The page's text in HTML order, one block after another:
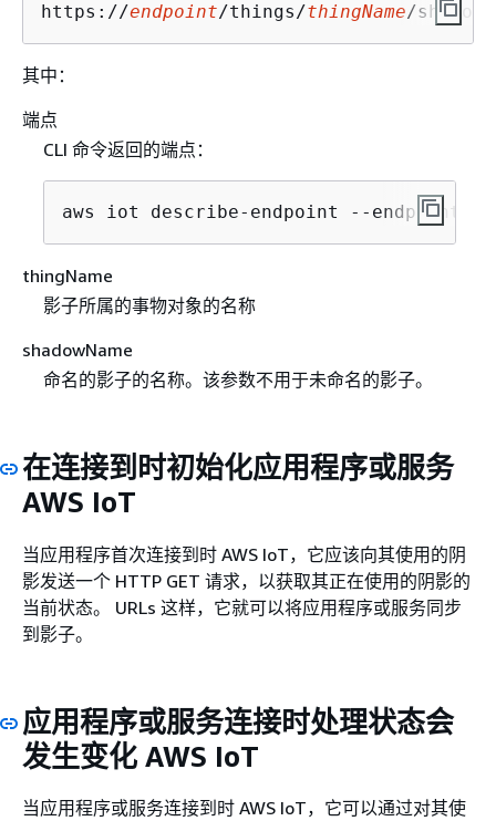
https://endpoint/things/thingName/shadow
其中：
端点
CLI 命令返回的端点：
aws iot describe-endpoint --endpoint-
thingName
影子所属的事物对象的名称
shadowName
命名的影子的名称。该参数不用于未命名的影子。
在连接到时初始化应用程序或服务
AWS IoT
当应用程序首次连接到时 AWS IoT，它应该向其使用的阴
影发送一个 HTTP GET 请求，以获取其正在使用的阴影的
当前状态。 URLs 这样，它就可以将应用程序或服务同步
到影子。
应用程序或服务连接时处理状态会
发生变化 AWS IoT
当应用程序或服务连接到时 AWS IoT，它可以通过对其使